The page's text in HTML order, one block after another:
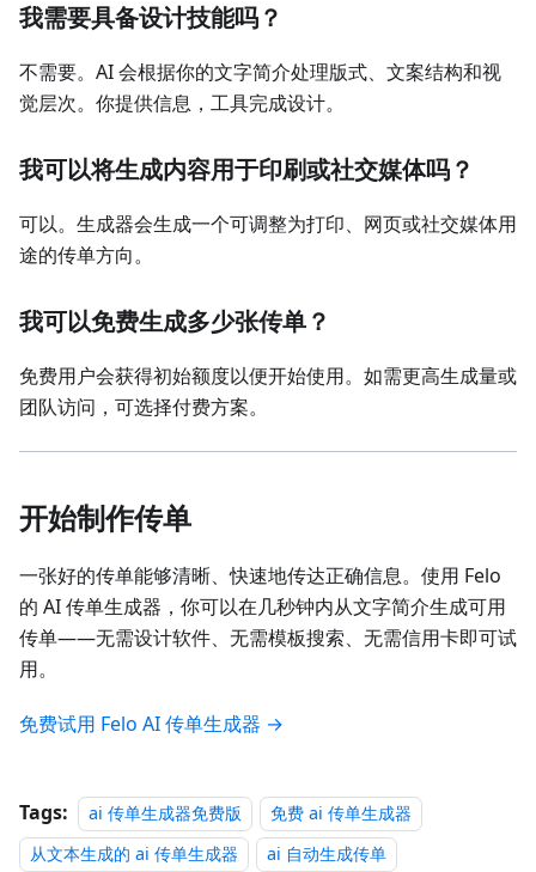
我需要具备设计技能吗？
不需要。AI 会根据你的文字简介处理版式、文案结构和视
觉层次。你提供信息，工具完成设计。
我可以将生成内容用于印刷或社交媒体吗？
可以。生成器会生成一个可调整为打印、网页或社交媒体用
途的传单方向。
我可以免费生成多少张传单？
免费用户会获得初始额度以便开始使用。如需更高生成量或
团队访问，可选择付费方案。
开始制作传单
一张好的传单能够清晰、快速地传达正确信息。使用 Felo
的 AI 传单生成器，你可以在几秒钟内从文字简介生成可用
传单——无需设计软件、无需模板搜索、无需信用卡即可试
用。
免费试用 Felo AI 传单生成器 →
Tags: ai 传单生成器免费版
免费 ai 传单生成器
从文本生成的 ai 传单生成器
ai 自动生成传单